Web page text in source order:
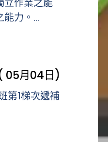
立作業之能
力。...
05月04日)
第1梯次遞補